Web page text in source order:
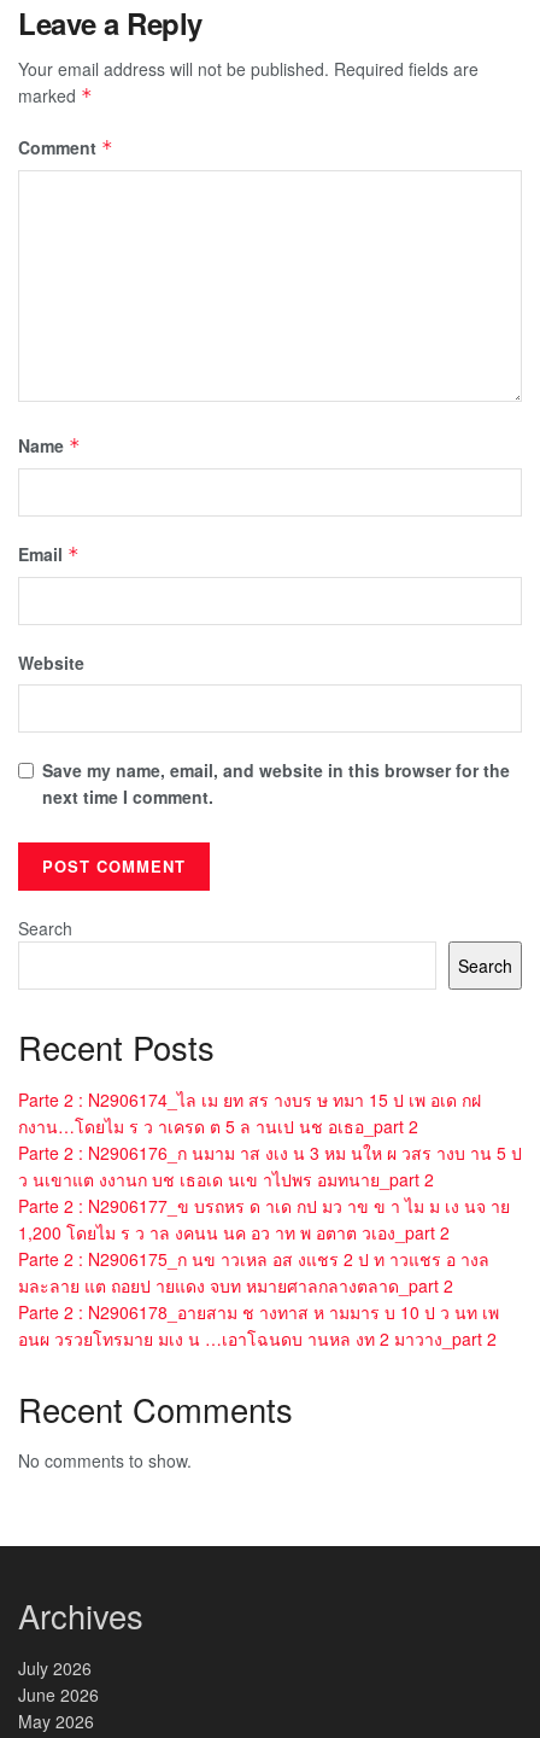
Leave a Reply
Your email address will not be published. Required fields are
marked *
Comment *
Name *
Email *
Website
Save my name, email, and website in this browser for the
next time I comment.
Search
Search
Recent Posts
Parte 2 : N2906174_ไล เม ยท สร างบร ษ ทมา 15 ป เพ อเด กฝ
กงาน…โดยไม ร ว าเครด ต 5 ล านเป นช อเธอ_part 2
Parte 2 : N2906176_ก นมาม าส งเง น 3 หม นให ผ วสร างบ าน 5 ป
ว นเขาแต งงานก บช เธอเด นเข าไปพร อมทนาย_part 2
Parte 2 : N2906177_ข บรถหร ด าเด กป มว าข ข า ไม ม เง นจ าย
1,200 โดยไม ร ว าล งคนน นค อว าท พ อตาต วเอง_part 2
Parte 2 : N2906175_ก นข าวเหล อส งแชร 2 ป ท าวแชร อ างล
มละลาย แต ถอยป ายแดง จบท หมายศาลกลางตลาด_part 2
Parte 2 : N2906178_อายสาม ช างทาส ห ามมาร บ 10 ป ว นท เพ
อนผ วรวยโทรมาย มเง น …เอาโฉนดบ านหล งท 2 มาวาง_part 2
Recent Comments
No comments to show.
Archives
July 2026
June 2026
May 2026